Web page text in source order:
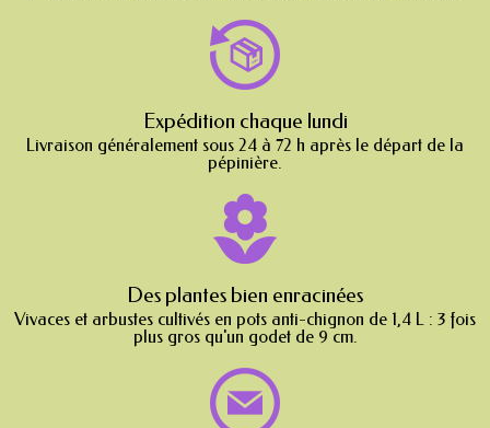
Expédition chaque lundi
Livraison généralement sous 24 à 72 h après le départ de la
pépinière.
Des plantes bien enracinées
Vivaces et arbustes cultivés en pots anti-chignon de 1,4 L : 3 fois
plus gros qu'un godet de 9 cm.